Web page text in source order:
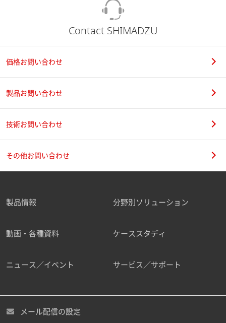
Contact SHIMADZU
価格お問い合わせ
製品お問い合わせ
技術お問い合わせ
その他お問い合わせ
製品情報 分野別ソリューション
動画・各種資料 ケーススタディ
ニュース／イベント サービス／サポート
メール配信の設定